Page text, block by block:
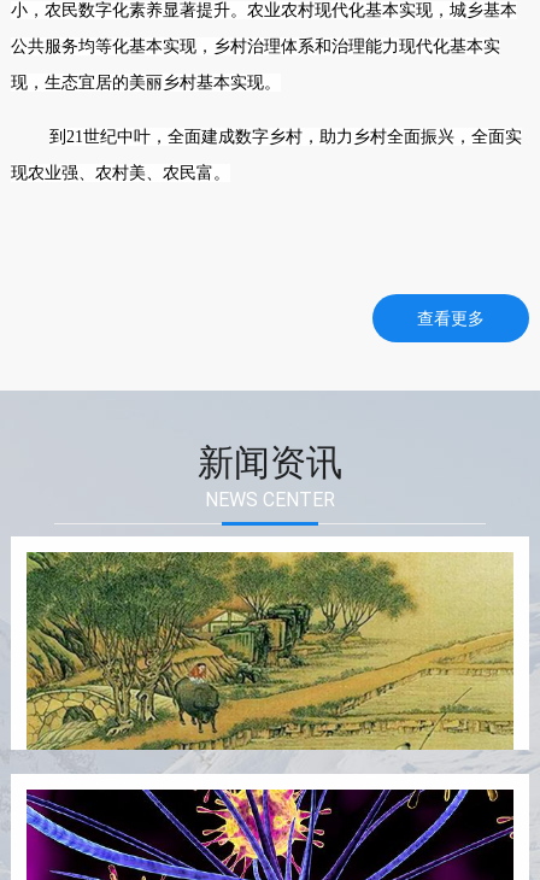
小，农民数字化素养显著提升。 农业农村现代化基本实现，城乡基本
公共服务均等化基本实现，乡村治理体系和治理能力现代化基本实
现，生态宜居的美丽乡村基本实现。
到21世纪中叶，全面建成数字乡村，助力乡村全面振兴，全面实
现农业强、农村美、农民富。
查看更多
新闻资讯
NEWS CENTER
王朝周期律不是巧合!